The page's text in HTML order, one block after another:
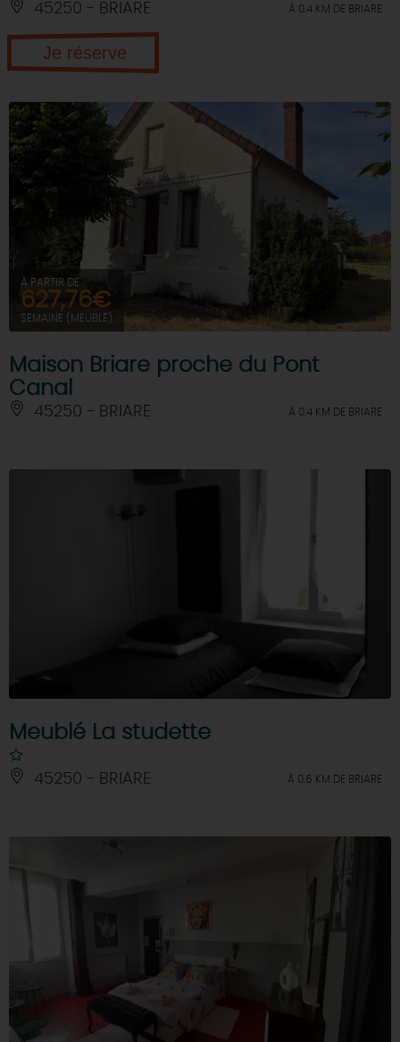
45250 - BRIARE À 0.4 KM DE BRIARE
Je réserve
À PARTIR DE
627,76€
SEMAINE (MEUBLÉ)
Maison Briare proche du Pont
Canal
45250 - BRIARE À 0.4 KM DE BRIARE
Meublé La studette
45250 - BRIARE À 0.6 KM DE BRIARE